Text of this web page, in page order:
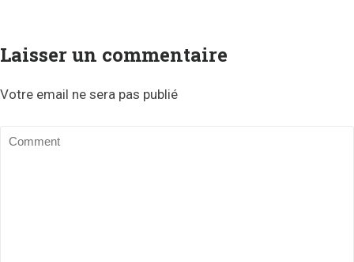
Laisser un commentaire
Votre email ne sera pas publié